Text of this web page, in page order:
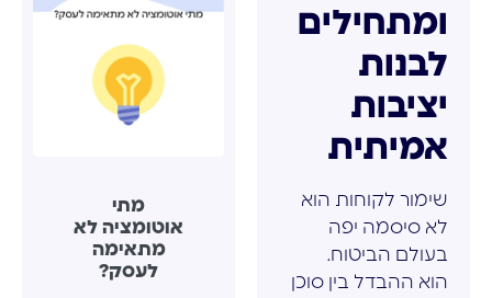
ומתחילים
לבנות
יציבות
אמיתית
שימור לקוחות הוא
לא סיסמה יפה
בעולם הביטוח.
הוא ההבדל בין סוכן
מתי
אוטומציה לא
מתאימה
לעסק?